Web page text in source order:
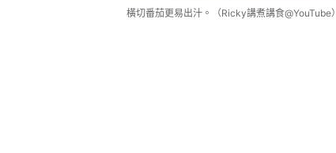
橫切番茄更易出汁。（Ricky講煮講食@YouTube）